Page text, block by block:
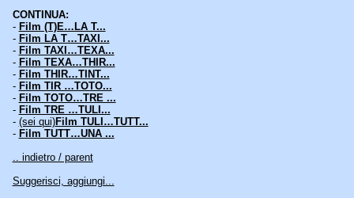
CONTINUA:
- Film (T)E…LA T...
- Film LA T…TAXI...
- Film TAXI…TEXA...
- Film TEXA…THIR...
- Film THIR…TINT...
- Film TIR …TOTO...
- Film TOTO…TRE ...
- Film TRE …TULI...
- (sei qui)Film TULI…TUTT...
- Film TUTT…UNA ...
.. indietro / parent
Suggerisci, aggiungi...